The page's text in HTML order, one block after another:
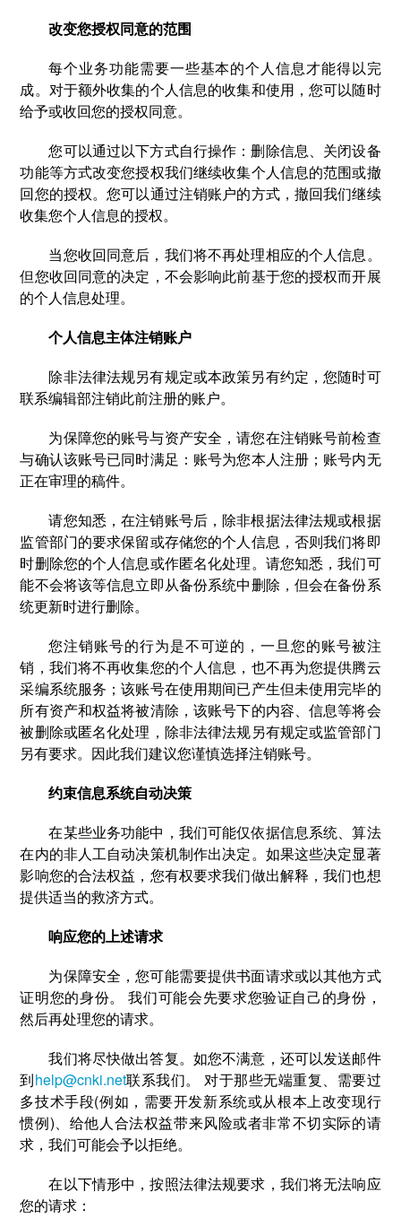
改变您授权同意的范围
每个业务功能需要一些基本的个人信息才能得以完
成。对于额外收集的个人信息的收集和使用，您可以随时
给予或收回您的授权同意。
您可以通过以下方式自行操作：删除信息、关闭设备
功能等方式改变您授权我们继续收集个人信息的范围或撤
回您的授权。您可以通过注销账户的方式，撤回我们继续
收集您个人信息的授权。
当您收回同意后，我们将不再处理相应的个人信息。
但您收回同意的决定，不会影响此前基于您的授权而开展
的个人信息处理。
个人信息主体注销账户
除非法律法规另有规定或本政策另有约定，您随时可
联系编辑部注销此前注册的账户。
为保障您的账号与资产安全，请您在注销账号前检查
与确认该账号已同时满足：账号为您本人注册；账号内无
正在审理的稿件。
请您知悉，在注销账号后，除非根据法律法规或根据
监管部门的要求保留或存储您的个人信息，否则我们将即
时删除您的个人信息或作匿名化处理。请您知悉，我们可
能不会将该等信息立即从备份系统中删除，但会在备份系
统更新时进行删除。
您注销账号的行为是不可逆的，一旦您的账号被注
销，我们将不再收集您的个人信息，也不再为您提供腾云
采编系统服务；该账号在使用期间已产生但未使用完毕的
所有资产和权益将被清除，该账号下的内容、信息等将会
被删除或匿名化处理，除非法律法规另有规定或监管部门
另有要求。因此我们建议您谨慎选择注销账号。
约束信息系统自动决策
在某些业务功能中，我们可能仅依据信息系统、算法
在内的非人工自动决策机制作出决定。如果这些决定显著
影响您的合法权益，您有权要求我们做出解释，我们也想
提供适当的救济方式。
响应您的上述请求
为保障安全，您可能需要提供书面请求或以其他方式
证明您的身份。 我们可能会先要求您验证自己的身份，
然后再处理您的请求。
我们将尽快做出答复。如您不满意，还可以发送邮件
到help@cnki.net联系我们。 对于那些无端重复、需要过
多技术手段(例如，需要开发新系统或从根本上改变现行
惯例)、给他人合法权益带来风险或者非常不切实际的请
求，我们可能会予以拒绝。
在以下情形中，按照法律法规要求，我们将无法响应
您的请求：